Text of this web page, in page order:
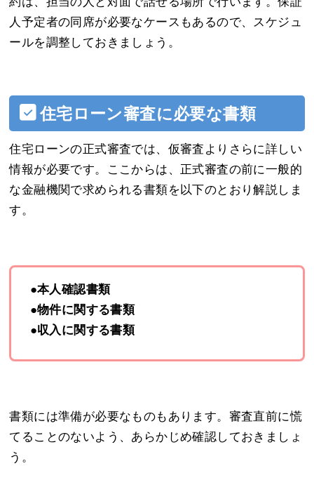
人予定者の同席が必要なケースもあるので、スケジュ
ールを調整しておきましょう。
住宅ローン審査に必要な書類
住宅ローンの正式審査では、仮審査よりさらに詳しい
情報が必要です。ここからは、正式審査の前に一般的
な金融機関で求められる書類を以下のとおり解説しま
す。
●本人確認書類
●物件に関する書類
●収入に関する書類
書類には準備が必要なものもあります。審査直前に慌
てることのないよう、あらかじめ確認しておきましょ
う。